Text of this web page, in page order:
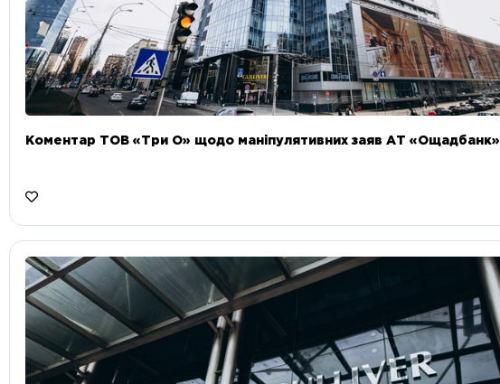
Коментар ТОВ «Три О» щодо маніпулятивних заяв АТ «Ощадбанк»